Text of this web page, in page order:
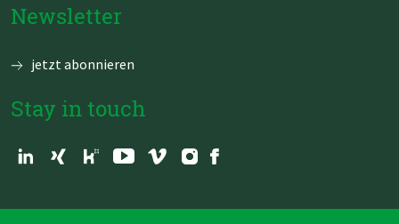
Newsletter
jetzt abonnieren
Stay in touch